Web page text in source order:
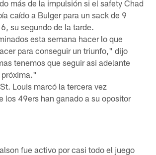
más de la impulsión si el safety Chad
caído a Bulger para un sack de 9
su segundo de la tarde.
esta semana hacer lo que
para conseguir un triunfo," dijo
tenemos que seguir asi adelante
próxima."
Louis marcó la tercera vez
los 49ers han ganado a su opositor
fue activo por casi todo el juego